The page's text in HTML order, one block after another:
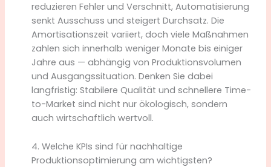
reduzieren Fehler und Verschnitt, Automatisierung
senkt Ausschuss und steigert Durchsatz. Die
Amortisationszeit variiert, doch viele Maßnahmen
zahlen sich innerhalb weniger Monate bis einiger
Jahre aus — abhängig von Produktionsvolumen
und Ausgangssituation. Denken Sie dabei
langfristig: Stabilere Qualität und schnellere Time-
to-Market sind nicht nur ökologisch, sondern
auch wirtschaftlich wertvoll.
4. Welche KPIs sind für nachhaltige
Produktionsoptimierung am wichtigsten?